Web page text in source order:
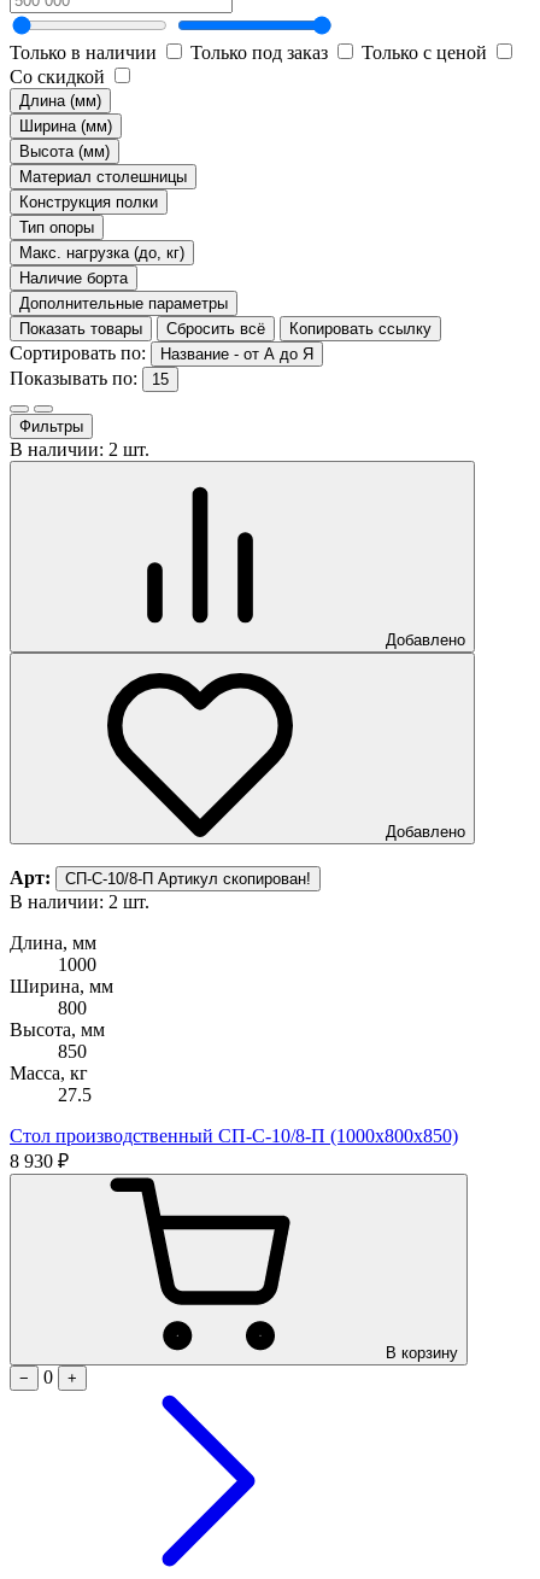
Только в наличии Только под заказ
Только с ценой
Со скидкой
Длина (мм)
Ширина (мм)
Высота (мм)
Материал столешницы
Конструкция полки
Тип опоры
Макс. нагрузка (до, кг)
Наличие борта
Дополнительные параметры
Показать товары
Сбросить всё Копировать ссылку
Сортировать по: Название - от А до Я
Показывать по: 15
Фильтры
В наличии: 2 шт.
Добавлено
Добавлено
Арт: СП-С-10/8-П Артикул скопирован!
В наличии: 2 шт.
Длина, мм
1000
Ширина, мм
800
Высота, мм
850
Масса, кг
27.5
Стол производственный СП-С-10/8-П (1000х800х850)
8 930 ₽
В корзину
−
0 +